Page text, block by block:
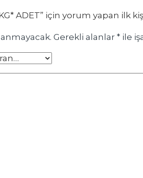
ADET” için yorum yapan ilk
Gerekli alanlar * ile